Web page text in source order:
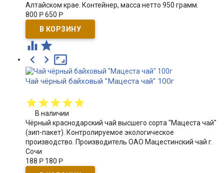
Алтайском крае. Контейнер, масса нетто 950 грамм.
800 Р 650 Р
 

 
Чай чёрный байховый "Мацеста чай" 100г
В наличии
Чёрный краснодарский чай высшего сорта "Мацеста чай"
(зип-пакет). Контролируемое экологическое
производство. Производитель ОАО Мацестинский чай г.
Сочи
188 Р 180 Р